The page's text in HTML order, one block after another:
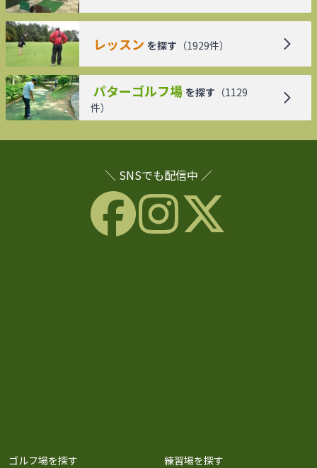
レッスン を探す （1929件）
パターゴルフ場 を探す （1129
件）
＼ SNSでも配信中 ／
ゴルフ場を探す 練習場を探す